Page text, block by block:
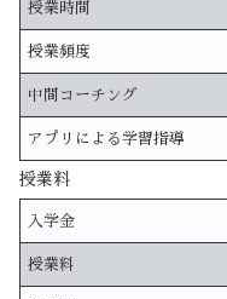
授業時間
授業頻度
中間コーチング
アプリによる学習指導
授業料
入学金
授業料